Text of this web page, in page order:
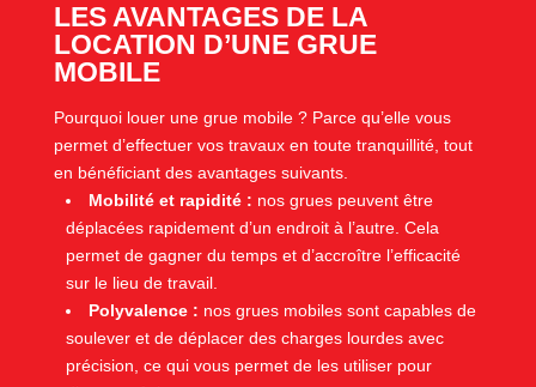
LES AVANTAGES DE LA
LOCATION D’UNE GRUE
MOBILE
Pourquoi louer une grue mobile ? Parce qu’elle vous
permet d’effectuer vos travaux en toute tranquillité, tout
en bénéficiant des avantages suivants.
Mobilité et rapidité : nos grues peuvent être
déplacées rapidement d’un endroit à l’autre. Cela
permet de gagner du temps et d’accroître l’efficacité
sur le lieu de travail.
Polyvalence : nos grues mobiles sont capables de
soulever et de déplacer des charges lourdes avec
précision, ce qui vous permet de les utiliser pour